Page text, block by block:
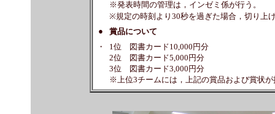
※発表時間の管理は，インゼミ係が行う。
※規定の時刻より30秒を過ぎた場合，切り上
●
賞品について
・
1位 図書カード10,000円分
2位 図書カード5,000円分
3位 図書カード3,000円分
※上位3チームには，上記の賞品および賞状が